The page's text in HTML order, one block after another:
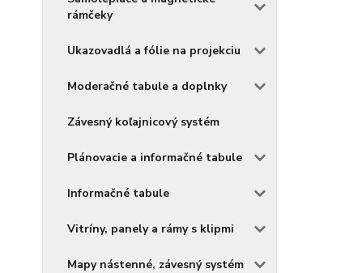
rámčeky
Ukazovadlá a fólie na projekciu
Moderačné tabule a doplnky
Závesný koľajnicový systém
Plánovacie a informačné tabule
Informačné tabule
Vitríny, panely a rámy s klipmi
Mapy nástenné, závesný systém